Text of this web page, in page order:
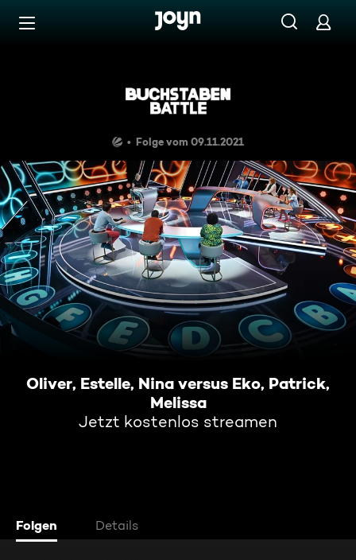
Zum Inhalt springen
Oliver, Estelle, Nina versus
Folge vom 09.11.2021
Oliver, Estelle, Nina versus Eko, Patrick,
Melissa
Jetzt kostenlos streamen
Folgen Details